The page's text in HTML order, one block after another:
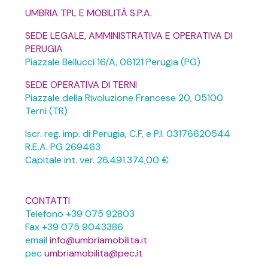
UMBRIA TPL E MOBILITÀ S.P.A.
SEDE LEGALE, AMMINISTRATIVA E OPERATIVA DI
PERUGIA
Piazzale Bellucci 16/A, 06121 Perugia (PG)
SEDE OPERATIVA DI TERNI
Piazzale della Rivoluzione Francese 20, 05100
Terni (TR)
Iscr. reg. imp. di Perugia, C.F. e P.I. 03176620544
R.E.A. PG 269463
Capitale int. ver. 26.491.374,00 €
CONTATTI
Telefono +39 075 92803
Fax +39 075 9043386
emailinfo@umbriamobilita.it
pecumbriamobilita@pec.it